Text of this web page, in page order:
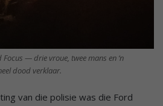
— drie vroue, twee mans en ‘n
dood verklaar.
van die polisie was die Ford